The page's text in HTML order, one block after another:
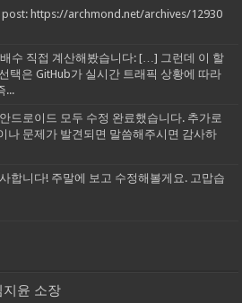
https://archmond.net/archives/12930
수 직접 계산해봤습니다: […] 그런데 이 할
택은 GitHub가 실시간 트래픽 상황에 따라
...
드로이드 모두 수정 완료했습니다. 추가로
나 문제가 발견되면 말씀해주시면 감사하
합니다! 주말에 보고 수정해볼게요. 고맙습
지윤 소장